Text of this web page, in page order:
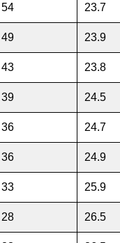
54 23.7
49 23.9
43 23.8
39 24.5
36 24.7
36 24.9
33 25.9
28 26.5